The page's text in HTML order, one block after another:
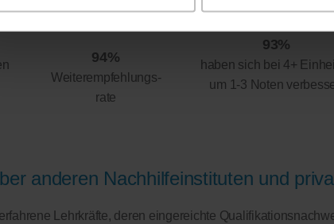
94%
Weiterempfehlungs-
rate
93%
haben sich bei 4+
um 1-3 Noten
anderen Nachhilfeinstituten und
Lehrkräfte, deren eingereichte